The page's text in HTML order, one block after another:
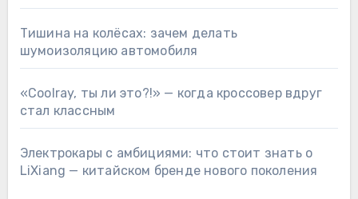
Тишина на колёсах: зачем делать
шумоизоляцию автомобиля
«Coolray, ты ли это?!» — когда кроссовер вдруг
стал классным
Электрокары с амбициями: что стоит знать о
LiXiang — китайском бренде нового поколения